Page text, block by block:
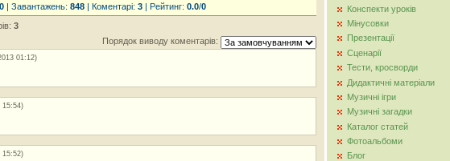
| Завантажень: 848 | Коментарі: 3 | Рейтинг: 0.0/0
: 3
Порядок виводу коментарів:
01:12)
15:54)
15:52)
Конспекти уроків
Мінусовки
Презентації
Сценарії
Тести, кросворди
Дидактичні матеріали
Музичні ігри
Музичні загадки
Каталог статей
Фотоальбоми
Блог